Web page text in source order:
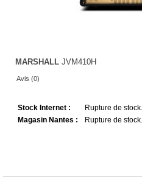
MARSHALL JVM410H
Avis (0)
Stock Internet :
Rupture de stock.
Magasin Nantes :
Rupture de stock.